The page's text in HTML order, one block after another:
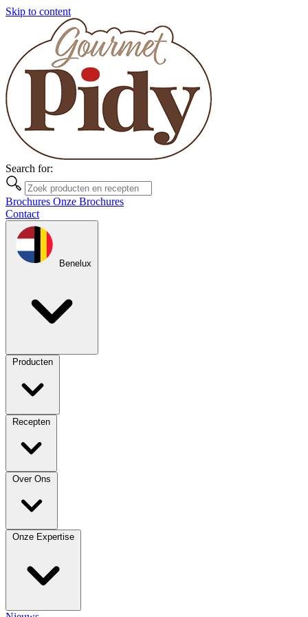
Skip to content
Search for:
Brochures Onze Brochures
Contact
Benelux
Producten
Recepten
Over Ons
Onze Expertise